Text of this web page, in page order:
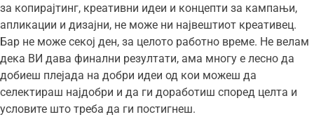
за копирајтинг, креативни идеи и концепти за кампањи,
апликации и дизајни, не може ни највештиот креативец.
Бар не може секој ден, за целото работно време. Не велам
дека ВИ дава финални резултати, ама многу е лесно да
добиеш плејада на добри идеи од кои можеш да
селектираш најдобри и да ги доработиш според целта и
условите што треба да ги постигнеш.